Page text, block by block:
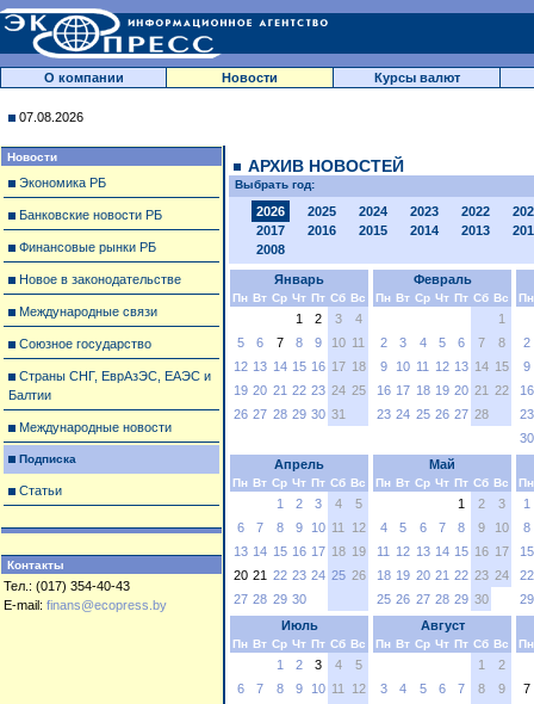
О компании Новости Курсы валют
07.08.2026
Новости
Экономика РБ
Банковские новости РБ
Финансовые рынки РБ
Новое в законодательстве
Международные связи
Союзное государство
Страны СНГ, ЕврАзЭС, ЕАЭС и
Балтии
Международные новости
Подписка
Статьи
Контакты
Тел.: (017) 354-40-43
E-mail: finans@ecopress.by
АРХИВ НОВОСТЕЙ
Выбрать год:
2026 2025 2024 2023 2022
2017
2016 2015 2014 2013
2008
Январь
Пн Вт Ср Чт Пт Сб Вс
1 2 3
4
5
6 7 8 9 10 11
12 13 14 15 16 17 18
19 20 21 22 23 24 25
26 27 28 29 30 31
Февраль
Пн Вт Ср Чт Пт Сб Вс
1
2
3 4 5 6 7
8
9
10 11 12 13 14 15
16 17 18 19 20 21 22
23 24 25 26 27 28
Пн
2
9
16
23
30
Апрель
Пн Вт Ср Чт Пт Сб Вс
1 2 3 4
5
6
7 8 9 10 11
12
13 14 15 16 17 18 19
20 21 22 23 24 25 26
27 28 29 30
Май
Пн Вт Ср Чт Пт Сб Вс
1 2
3
4
5 6 7 8 9
10
11
12 13 14 15 16 17
18 19 20 21 22 23 24
25 26 27 28 29 30
Пн
1
8
15
22
29
Июль
Пн Вт Ср Чт Пт Сб Вс
1 2 3 4
5
6
7 8 9 10 11
12
Август
Пн Вт Ср Чт Пт Сб Вс
1
2
3
4 5 6 7 8
9
Пн
7